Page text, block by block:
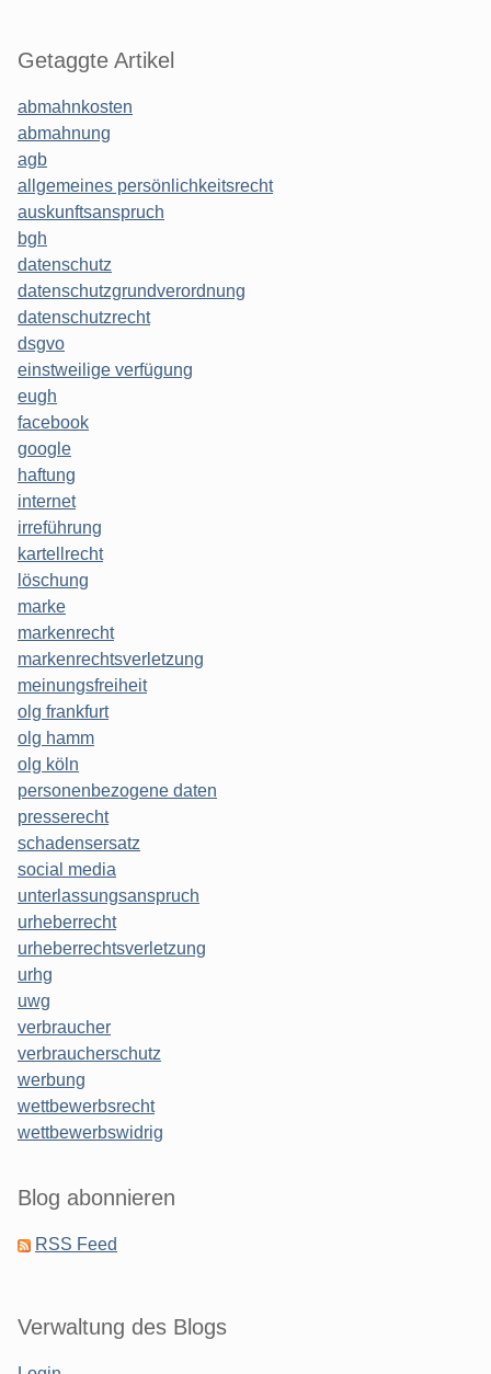
Getaggte Artikel
abmahnkosten
abmahnung
agb
allgemeines persönlichkeitsrecht
auskunftsanspruch
bgh
datenschutz
datenschutzgrundverordnung
datenschutzrecht
dsgvo
einstweilige verfügung
eugh
facebook
google
haftung
internet
irreführung
kartellrecht
löschung
marke
markenrecht
markenrechtsverletzung
meinungsfreiheit
olg frankfurt
olg hamm
olg köln
personenbezogene daten
presserecht
schadensersatz
social media
unterlassungsanspruch
urheberrecht
urheberrechtsverletzung
urhg
uwg
verbraucher
verbraucherschutz
werbung
wettbewerbsrecht
wettbewerbswidrig
Blog abonnieren
RSS Feed
Verwaltung des Blogs